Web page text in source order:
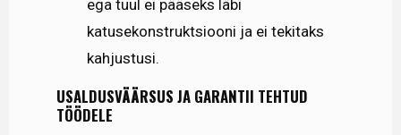
ega tuul ei pääseks läbi
katusekonstruktsiooni ja ei tekitaks
kahjustusi.
USALDUSVÄÄRSUS JA GARANTII TEHTUD
TÖÖDELE